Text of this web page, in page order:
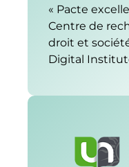
« Pacte
Centre de
droit et
Digital